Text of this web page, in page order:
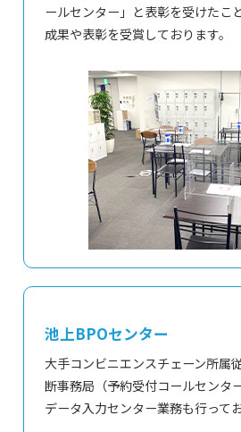
ールセンター」と表彰を受けたこ
成果や表彰を受賞しております。
池上BPOセンター
大手コンビニエンスチェーン所属
断事務局（予約受付コールセンタ
データ入力センター業務も行ってお